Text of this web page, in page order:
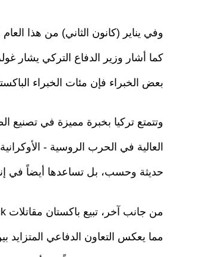
وفي يناير (كانون الثاني) من هذا
كما أشار وزير الدفاع التركي يشار
بعض الخبراء فإن مئات الخبراء
وتتمتع تركيا بخبرة مميزة في تصنيع
العالية في الحرب الروسية -
حديثة وحسب، بل تساعدها أيضاً في